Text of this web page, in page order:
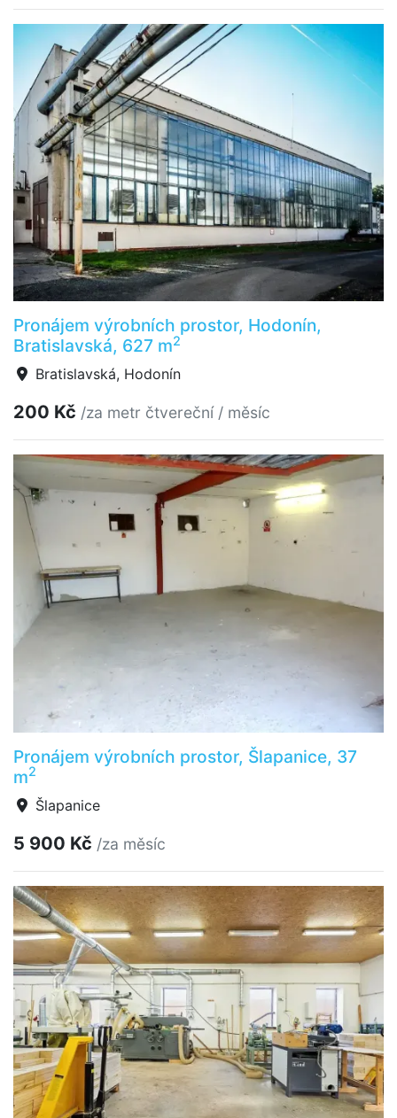
Pronájem výrobních prostor, Hodonín,
Bratislavská, 627 m2
Bratislavská, Hodonín
200 Kč /za metr čtvereční / měsíc
Pronájem výrobních prostor, Šlapanice, 37
m2
Šlapanice
5 900 Kč /za měsíc